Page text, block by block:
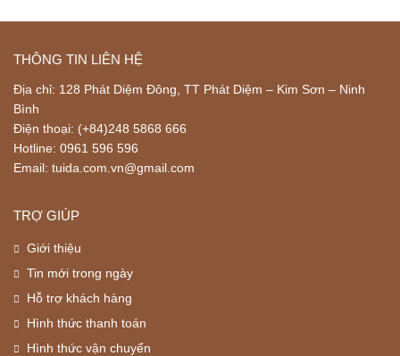
THÔNG TIN LIÊN HỆ
Địa chỉ: 128 Phát Diệm Đông, TT Phát Diệm – Kim Sơn – Ninh
Bình
Điện thoại: (+84)248 5868 666
Hotline: 0961 596 596
Email: tuida.com.vn@gmail.com
TRỢ GIÚP
Giới thiệu
Tin mới trong ngày
Hỗ trợ khách hàng
Hình thức thanh toán
Hình thức vận chuyển